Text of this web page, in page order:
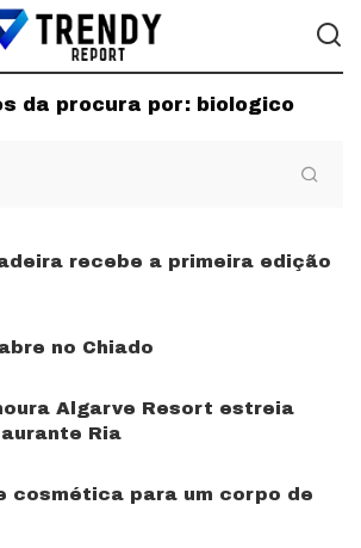
da procura por: biologico
recebe a primeira edição
no Chiado
Algarve Resort estreia
Ria
cosmética para um corpo de